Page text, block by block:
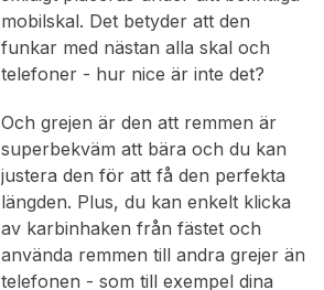
mobilskal. Det betyder att den
funkar med nästan alla skal och
telefoner - hur nice är inte det?
Och grejen är den att remmen är
superbekväm att bära och du kan
justera den för att få den perfekta
längden. Plus, du kan enkelt klicka
av karbinhaken från fästet och
använda remmen till andra grejer än
telefonen - som till exempel dina